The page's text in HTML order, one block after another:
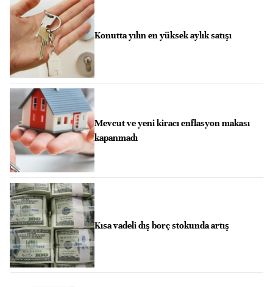
Konutta yılın en yüksek aylık satışı
Mevcut ve yeni kiracı enflasyon makası
kapanmadı
Kısa vadeli dış borç stokunda artış